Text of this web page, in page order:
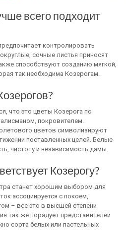
всего подходит
контролировать
сочные листья приносят
способствуют созданию мягкой,
так необходима Козерогам.
что это цветы Козерога по
покровителем.
цветов символизируют
поставленных целей. Белые
чистоту и независимость дамы.
Козерогу?
станет хорошим выбором для
ассоциируется с покоем,
– все это в высшей степени
так же порадует представителей
сорта белых или пастельных